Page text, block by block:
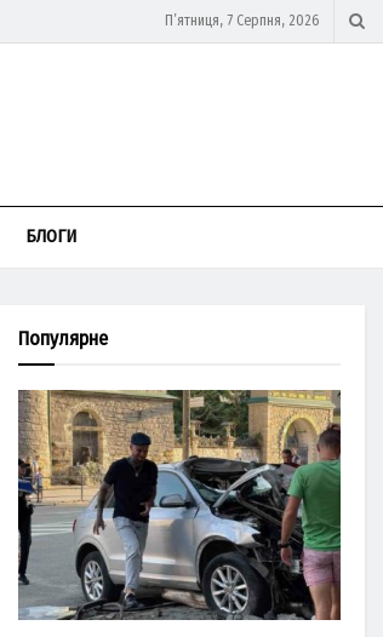
П’ятниця, 7 Серпня, 2026
БЛОГИ
Популярне